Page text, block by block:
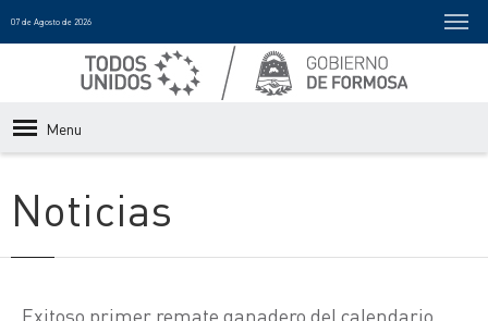
07 de Agosto de 2026
Menu
Noticias
Exitoso primer remate ganadero del calendario